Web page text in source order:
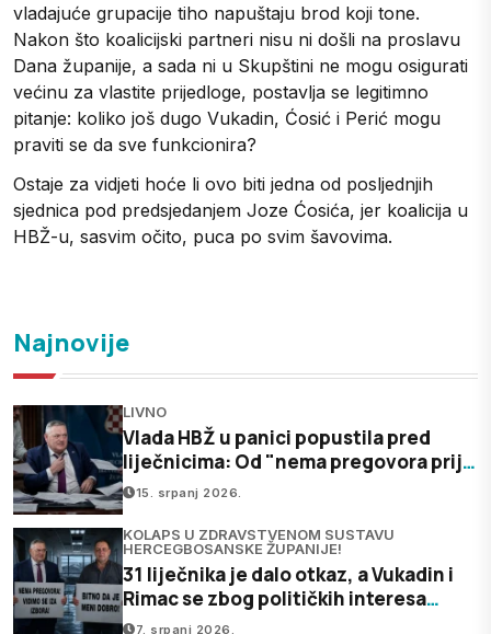
vladajuće grupacije tiho napuštaju brod koji tone.
Nakon što koalicijski partneri nisu ni došli na proslavu
Dana županije, a sada ni u Skupštini ne mogu osigurati
većinu za vlastite prijedloge, postavlja se legitimno
pitanje: koliko još dugo Vukadin, Ćosić i Perić mogu
praviti se da sve funkcionira?
Ostaje za vidjeti hoće li ovo biti jedna od posljednjih
sjednica pod predsjedanjem Joze Ćosića, jer koalicija u
HBŽ-u, sasvim očito, puca po svim šavovima.
Najnovije
LIVNO
Vlada HBŽ u panici popustila pred
liječnicima: Od "nema pregovora prije
izbora" do “prihvaćamo sve”
15. srpanj 2026.
KOLAPS U ZDRAVSTVENOM SUSTAVU
HERCEGBOSANSKE ŽUPANIJE!
31 liječnika je dalo otkaz, a Vukadin i
Rimac se zbog političkih interesa
čekaju da završe izbori?!
7. srpanj 2026.